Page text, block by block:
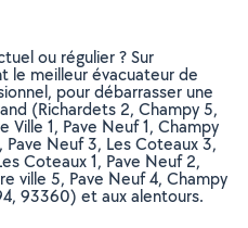
ou régulier ? Sur
le meilleur évacuateur de
pour débarrasser une
(Richardets 2, Champy 5,
Ville 1, Pave Neuf 1, Champy
Neuf 3, Les Coteaux 3,
Coteaux 1, Pave Neuf 2,
ville 5, Pave Neuf 4, Champy
93360) et aux alentours.